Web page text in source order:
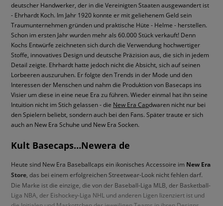
deutscher Handwerker, der in die Vereinigten Staaten ausgewandert ist
- Ehrhardt Koch. Im Jahr 1920 konnte er mit geliehenem Geld sein
Traumunternehmen gründen und praktische Hüte - Helme - herstellen.
Schon im ersten Jahr wurden mehr als 60.000 Stück verkauft! Denn
Kochs Entwürfe zeichneten sich durch die Verwendung hochwertiger
Stoffe, innovatives Design und deutsche Präzision aus, die sich in jedem
Detail zeigte. Ehrhardt hatte jedoch nicht die Absicht, sich auf seinen
Lorbeeren auszuruhen. Er folgte den Trends in der Mode und den
Interessen der Menschen und nahm die Produktion von Basecaps ins
Visier um diese in eine neue Era zu führen. Wieder einmal hat ihn seine
Intuition nicht im Stich gelassen - die New Era Capdwaren nicht nur bei
den Spielern beliebt, sondern auch bei den Fans. Später traute er sich
auch an New Era Schuhe und New Era Socken.
Kult Basecaps…Newera de
Heute sind New Era Baseballcaps ein ikonisches Accessoire im New Era
Store , das bei einem erfolgreichen Streetwear-Look nicht fehlen darf.
Die Marke ist die einzige, die von der Baseball-Liga MLB, der Basketball-
Liga NBA, der Eishockey-Liga NHL und anderen Ligen lizenziert ist und